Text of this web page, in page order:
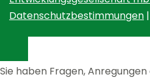
Datenschutzbestimmungen |
Sie haben Fragen,